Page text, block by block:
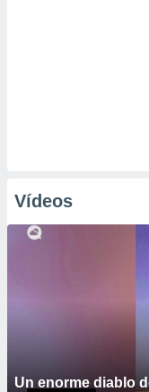
Vídeos
Un enorme diablo